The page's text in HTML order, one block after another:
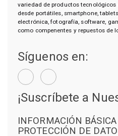
variedad de productos
desde portátiles, smartphone,
electrónica, fotografía, software,
como compenentes y repuestos de
Síguenos en:
¡Suscríbete a
INFORMACIÓN
PROTECCIÓN DE